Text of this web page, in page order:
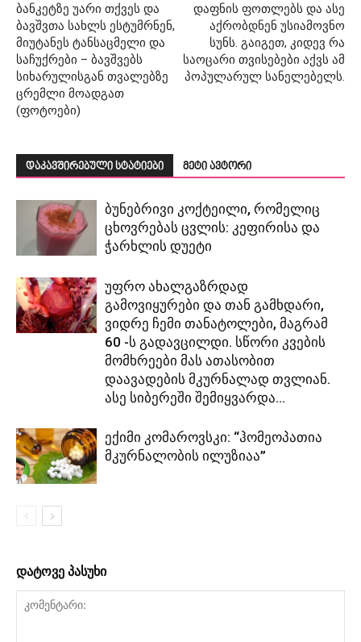
ბანკეტზე უარი თქვეს და
ბავშვთა სახლს ესტუმრნენ,
მიუტანეს ტანსაცმელი და
საჩუქრები – ბავშვებს
სიხარულისგან თვალებზე
ცრემლი მოადგათ
(ფოტოები)
დაფნის ფოთლებს და ასე
აქრობდნენ უსიამოვნო
სუნს. გაიგეთ, კიდევ რა
საოცარი თვისებები აქვს ამ
პოპულარულ სანელებელს.
დაკავშირებული სტატიები მეტი ავტორი
ბუნებრივი კოქტეილი, რომელიც
ცხოვრებას ცვლის: კეფირისა და
ჭარხლის დუეტი
უფრო ახალგაზრდად
გამოვიყურები და თან გამხდარი,
ვიდრე ჩემი თანატოლები, მაგრამ
60 -ს გადავცილდი. სწორი კვების
მომხრეები მას ათასობით
დაავადების მკურნალად თვლიან.
ასე სიბერეში შემიყვარდა...
ექიმი კომაროვსკი: “ჰომეოპათია
მკურნალობის ილუზიაა”
დატოვე პასუხი